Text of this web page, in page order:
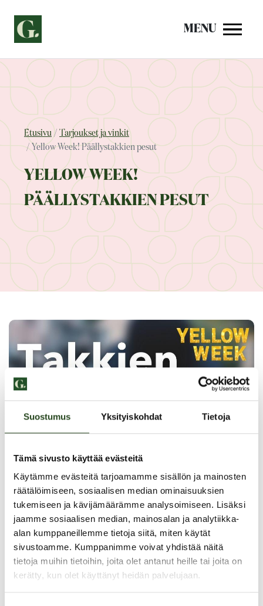
Suostumus Yksityiskohdat Tietoja
Tämä sivusto käyttää evästeitä
Käytämme evästeitä tarjoamamme sisällön ja mainosten
räätälöimiseen, sosiaalisen median ominaisuuksien
tukemiseen ja kävijämäärämme analysoimiseen. Lisäksi
jaamme sosiaalisen median, mainosalan ja analytiikka-
alan kumppaneillemme tietoja siitä, miten käytät
sivustoamme. Kumppanimme voivat yhdistää näitä
tietoja muihin tietoihin, joita olet antanut heille tai joita on
kerätty, kun olet käyttänyt heidän palvelujaan.
sisältöön
MENU
Etusivu
Tarjoukset ja vinkit
Yellow Week! Päällystakkien pesut
YELLOW WEEK!
PÄÄLLYSTAKKIEN PESUT
PAHOITTELUT, TARJOUS EI OLE ENÄÄ VOIMASSA